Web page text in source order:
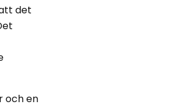
det
och en